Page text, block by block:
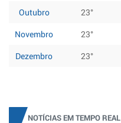
Outubro
23°
Novembro
23°
Dezembro
23°
NOTÍCIAS EM TEMPO REAL